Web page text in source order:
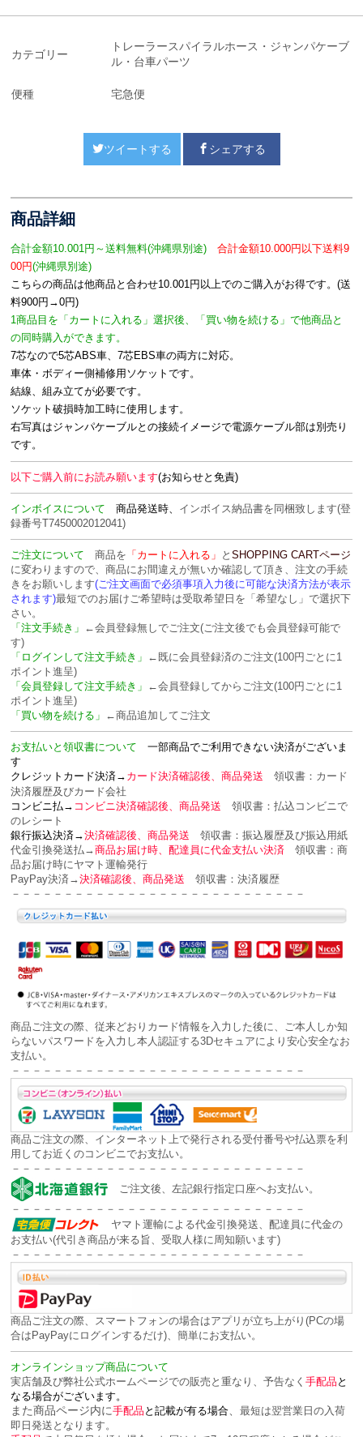
カテゴリー
トレーラースパイラルホース・ジャンパケーブ
ル・台車パーツ
便種 宅急便
ツイートする シェアする
商品詳細
合計金額10.001円～送料無料(沖縄県別途)合計金額10.000円以下送料9
00円(沖縄県別途)
こちらの商品は他商品と合わせ10.001円以上でのご購入がお得です。(送
料900円→0円)
1商品目を「カートに入れる」選択後、「買い物を続ける」で他商品と
の同時購入ができます。
7芯なので5芯ABS車、7芯EBS車の両方に対応。
車体・ボディー側補修用ソケットです。
結線、組み立てが必要です。
ソケット破損時加工時に使用します。
右写真はジャンパケーブルとの接続イメージで電源ケーブル部は別売り
です。
以下ご購入前にお読み願います(お知らせと免責)
インボイスについて商品発送時、 インボイス納品書を 同梱致します(登
録番号T7450002012041)
ご注文について商品を 「カートに入れる」 とSHOPPING CARTページ
に変わりますので、商品にお間違えが無いか確認して頂き、注文の手続
きをお願いします(ご注文画面で必須事項入力後に可能な決済方法が表示
されます)最短でのお届けご希望時は受取希望日を「希望なし」で選択下
さい。
「注文手続き」 ←会員登録無しでご注文(ご注文後でも会員登録可能で
す)
「ログインして注文手続き」 ←既に会員登録済のご注文(100円ごとに1
ポイント進呈)
「会員登録して注文手続き」 ←会員登録してからご注文(100円ごとに1
ポイント進呈)
「買い物を続ける」 ←商品追加してご注文
お支払いと領収書について一部商品でご利用できない決済がございま
す
クレジットカード決済→ カード決済確認後、商品発送領収書：カード
決済履歴及びカード会社
コンビニ払→ コンビニ決済確認後、商品発送領収書：払込コンビニで
のレシート
銀行振込決済→決済確認後、商品発送領収書：振込履歴及び振込用紙
代金引換発送払→商品お届け時、配達員に代金支払い決済領収書：商
品お届け時にヤマト運輸発行
PayPay決済→決済確認後、商品発送領収書：決済履歴
－－－－－－－－－－－－－－－－－－－－－－－－－－－－
商品ご注文の際、従来どおりカード情報を入力した後に、ご本人しか知
らないパスワードを入力し本人認証する3Dセキュアにより安心安全なお
支払い。
－－－－－－－－－－－－－－－－－－－－－－－－－－－－
商品ご注文の際、インターネット上で発行される受付番号や払込票を利
用してお近くのコンビニでお支払い。
－－－－－－－－－－－－－－－－－－－－－－－－－－－－
ご注文後、左記銀行指定口座へお支払い。
－－－－－－－－－－－－－－－－－－－－－－－－－－－－
ヤマト運輸による代金引換発送、配達員に代金の
お支払い(代引き商品が来る旨、受取人様に周知願います)
－－－－－－－－－－－－－－－－－－－－－－－－－－－－
商品ご注文の際、スマートフォンの場合はアプリが立ち上がり(PCの場
合はPayPayにログインするだけ)、簡単にお支払い。
オンラインショップ商品について
実店舗及び弊社公式ホームページでの販売と重なり、予告なく手配品 と
なる場合がございます。
また商品ページ内に手配品 と記載が有る場合 、最短は翌営業日の入荷
即日発送となります。